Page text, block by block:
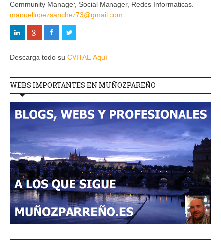
Community Manager, Social Manager, Redes Informaticas.
manuellopezsanchez73@gmail.com
Descarga todo su CVITAE Aquí
WEBS IMPORTANTES EN MUÑOZPAREÑO